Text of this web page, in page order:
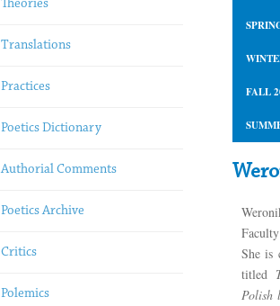
Theories
Translations
Practices
Poetics Dictionary
Authorial Comments
Poetics Archive
Critics
Polemics
FALL
She is
titled
Polish